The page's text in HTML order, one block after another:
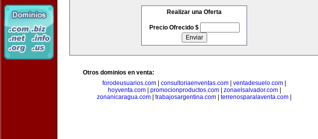
Realizar una Oferta
Precio Ofrecido $
Otros dominios en venta:
forodeusuarios.com
consultoriaenventas.com ventadesuelo.com
hoyventa.com| promocionproductos.com| zonaelsalvador.com|
zonanicaragua.com
trabajosargentina.com terrenosparalaventa.com